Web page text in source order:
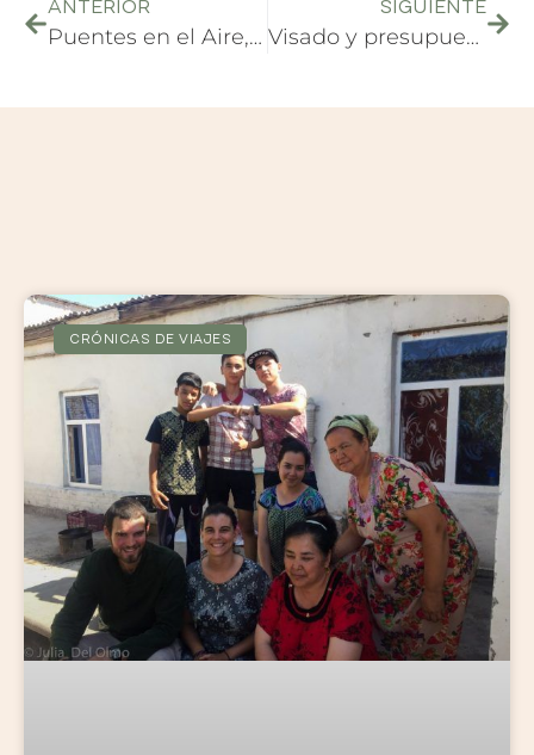
ANTERIOR
Puentes en el Aire, viajar como fuente de inspiración. Entrevista #7
SIGUIENTE
Visado y presupuesto para Myanmar
CRÓNICAS DE VIAJES